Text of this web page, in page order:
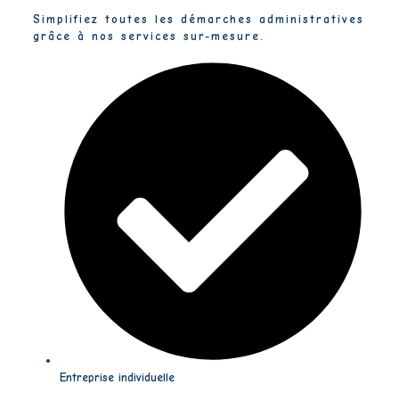
Simplifiez toutes les démarches administratives
grâce à nos services sur-mesure.
Entreprise individuelle